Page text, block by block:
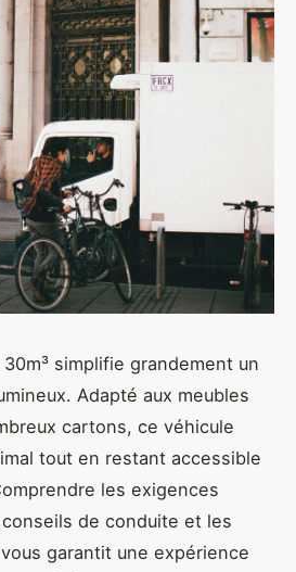
simplifie grandement un
Adapté aux meubles
cartons, ce véhicule
tout en restant accessible
les exigences
de conduite et les
garantit une expérience